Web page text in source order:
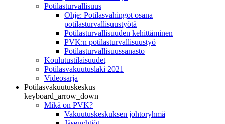
Potilasturvallisuus
Ohje: Potilasvahingot osana
potilasturvallisuustyötä
Potilasturvallisuuden kehittäminen
PVK:n potilasturvallisuustyö
Potilasturvallisuussanasto
Koulutustilaisuudet
Potilasvakuutuslaki 2021
Videosarja
Potilasvakuutuskeskus
keyboard_arrow_down
Mikä on PVK?
Vakuutuskeskuksen johtoryhmä